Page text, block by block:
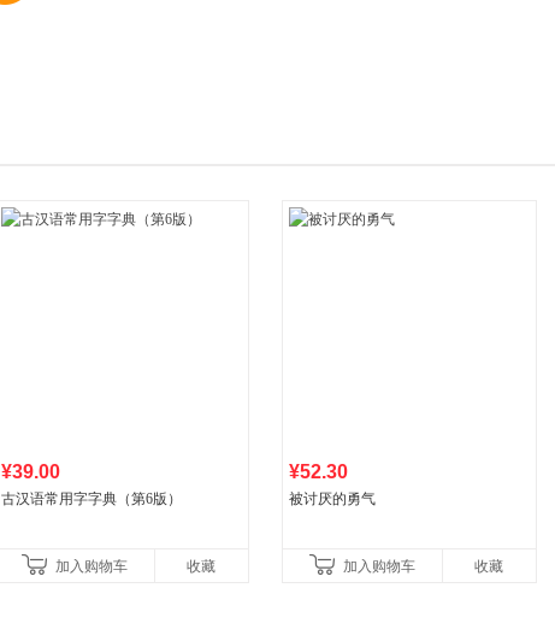
¥39.00
古汉语常用字字典（第6版）
加入购物车 收藏
¥52.30
被讨厌的勇气
加入购物车 收藏